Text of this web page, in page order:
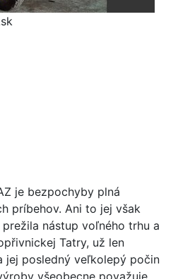
je bezpochyby plná
príbehov. Ani to jej však
nástup voľného trhu a
Tatry, už len
jej posledný veľkolepý počin
všeobecne považuje